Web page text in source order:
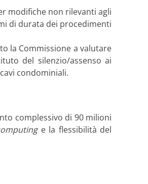
modifiche non rilevanti agli
di durata dei procedimenti
la Commissione a valutare
del silenzio/assenso ai
condominiali.
complessivo di 90 milioni
e la flessibilità del